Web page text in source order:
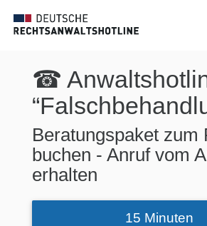
☎
Beratungspaket zum
buchen - Anruf vom
erhalten
15 Minuten